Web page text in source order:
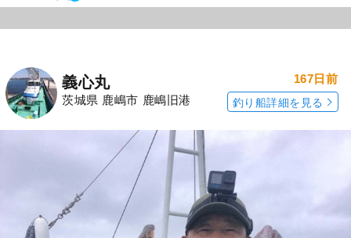
義心丸
茨城県 鹿嶋市 鹿嶋旧港
167日前
釣り船詳細を見る